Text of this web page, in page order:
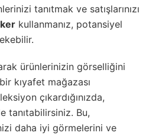
tanıtmak ve satışlarınızı
kullanmanız, potansiyel
ürünlerinizin görselliğini
kıyafet mağazası
çıkardığınızda,
tanıtabilirsiniz. Bu,
daha iyi görmelerini ve